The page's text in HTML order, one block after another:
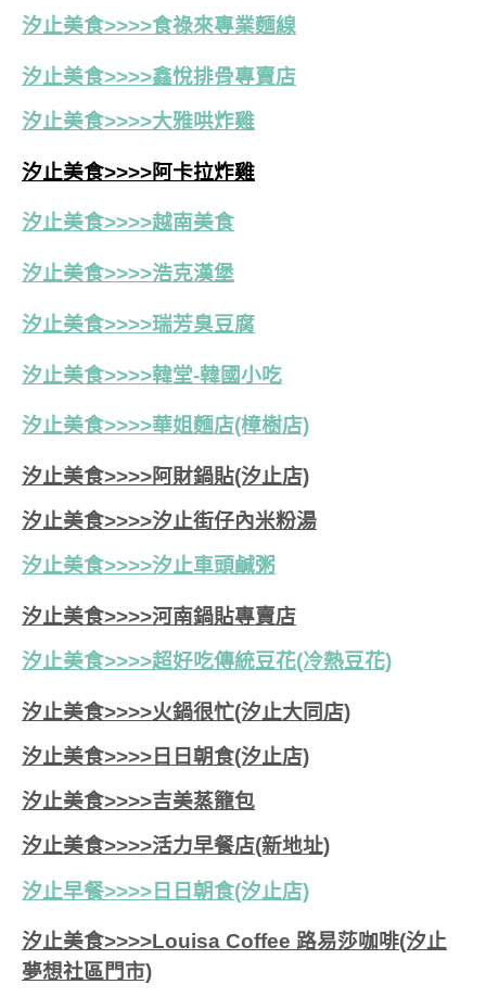
汐止美食>>>>食祿來專業麵線
汐止美食>>>>鑫悅排骨專賣店
汐止美食>>>>大雅哄炸雞
汐止美食>>>>阿卡拉炸雞
汐止美食>>>>越南美食
汐止美食>>>>浩克漢堡
汐止美食>>>>瑞芳臭豆腐
汐止美食>>>>韓堂-韓國小吃
汐止美食>>>>華姐麵店(樟樹店)
汐止美食>>>>阿財鍋貼(汐止店)
汐止美食>>>>汐止街仔內米粉湯
汐止美食>>>>汐止車頭鹹粥
汐止美食>>>>河南鍋貼專賣店
汐止美食>>>>超好吃傳統豆花(冷熱豆花)
汐止美食>>>>火鍋很忙(汐止大同店)
汐止美食>>>>日日朝食(汐止店)
汐止美食>>>>吉美蒸籠包
汐止美食>>>>活力早餐店(新地址)
汐止早餐>>>>日日朝食(汐止店)
汐止美食>>>>Louisa Coffee 路易莎咖啡(汐止
夢想社區門市)